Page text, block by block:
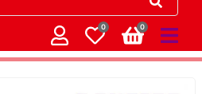
0 0